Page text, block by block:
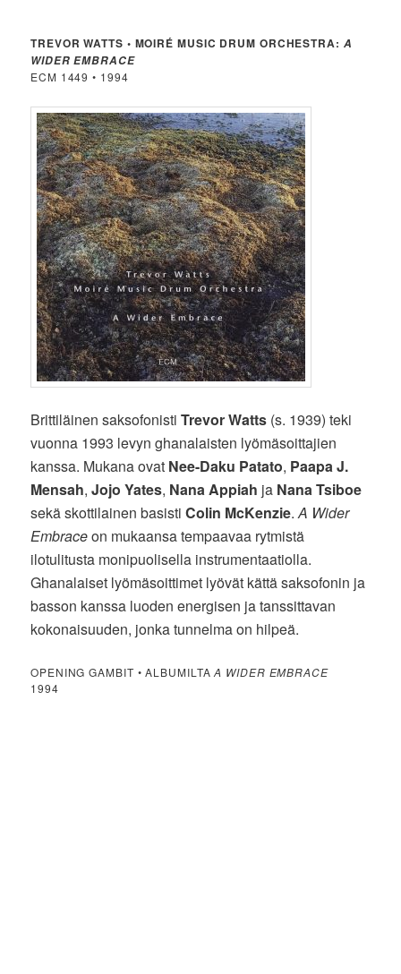
TREVOR WATTS • MOIRÉ MUSIC DRUM ORCHESTRA: A
WIDER EMBRACE
ECM 1449 • 1994
Brittiläinen saksofonistiTrevor Watts (s. 1939) teki
vuonna 1993 levyn ghanalaisten lyömäsoittajien
kanssa. Mukana ovat Nee-Daku Patato, Paapa J.
Mensah,Jojo Yates, Nana Appiah ja Nana Tsiboe
sekä skottilainen basistiColin McKenzie.A Wider
Embraceon mukaansa tempaavaa rytmistä
ilotulitusta monipuolisella instrumentaatiolla.
Ghanalaiset lyömäsoittimet lyövät kättä saksofonin ja
basson kanssa luoden energisen ja tanssittavan
kokonaisuuden, jonka tunnelma on hilpeä.
OPENING GAMBIT • ALBUMILTAA WIDER EMBRACE
1994